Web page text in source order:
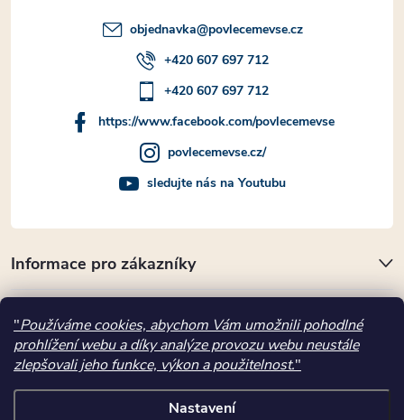
"Používáme cookies, abychom Vám umožnili pohodlné
prohlížení webu a díky analýze provozu webu neustále
zlepšovali jeho funkce, výkon a použitelnost."
Nastavení
Informace pro zákazníky
Přijímáme online platby
Kde nás najdete
objednavka@povlecemevse.cz
+420 607 697 712
+420 607 697 712
https://www.facebook.com/povlecemevse
povlecemevse.cz/
sledujte nás na Youtubu